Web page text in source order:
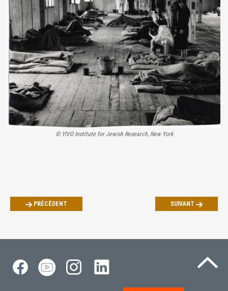
© YIVO Institute for Jewish Research, New York
PRÉCÉDENT SUIVANT